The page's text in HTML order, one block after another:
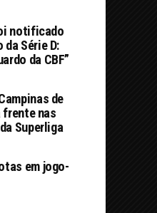
notificado
Série D:
da CBF”
de
frente nas
Superliga
em jogo-